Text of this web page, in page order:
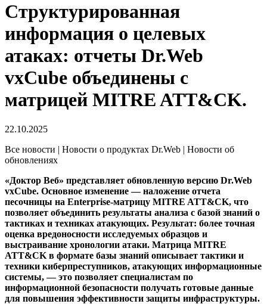
Структурированная
информация о целевых
атаках: отчеты Dr.Web
vxCube объединены с
матрицей MITRE ATT&CK.
22.10.2025
Все новости | Новости о продуктах Dr.Web | Новости об
обновлениях
«Доктор Веб» представляет обновленную версию Dr.Web
vxCube. Основное изменение — наложение отчета
песочницы на Enterprise-матрицу MITRE ATT&CK, что
позволяет объединить результаты анализа с базой знаний о
тактиках и техниках атакующих. Результат: более точная
оценка вредоносности исследуемых образцов и
выстраивание хронологии атаки. Матрица MITRE
ATT&CK в формате базы знаний описывает тактики и
техники киберпреступников, атакующих информационные
системы, — это позволяет специалистам по
информационной безопасности получать готовые данные
для повышения эффективности защиты инфраструктуры.